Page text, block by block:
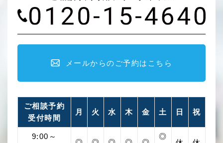
メールからのご予約はこちら
ご相談予約
受付時間
月 火 水 木 金 土 日 祝
9:00～
◎